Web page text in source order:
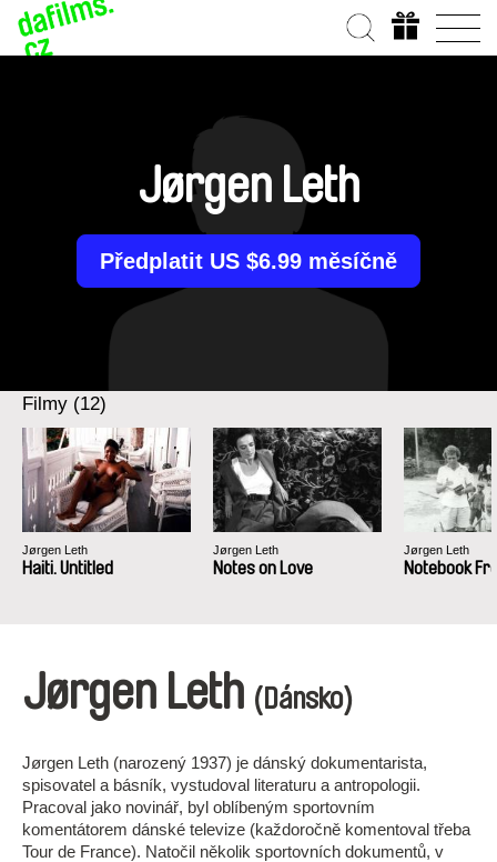
Jørgen Leth
Předplatit US $6.99 měsíčně
Filmy (12)
Jørgen Leth
Haiti. Untitled
Jørgen Leth
Notes on Love
Jørgen Leth
Notebook
Jørgen Leth (Dánsko)
Jørgen Leth (narozený 1937) je dánský dokumentarista,
spisovatel a básník, vystudoval literaturu a antropologii.
Pracoval jako novinář, byl oblíbeným sportovním
komentátorem dánské televize (každoročně komentoval třeba
Tour de France). Natočil několik sportovních dokumentů, v